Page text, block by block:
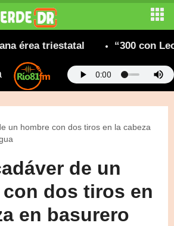
érea triestatal “300 con
de un
dos tiros en
en basurero